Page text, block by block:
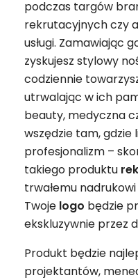
podczas targów
rekrutacyjnych czy
usługi. Zamawiając
zyskujesz stylowy
codziennie
utrwalając w ich
beauty, medyczna
wszędzie tam, gdzie
profesjonalizm –
takiego produktu
trwałemu
Twoje logo będzie
ekskluzywnie przez
Produkt będzie
projektantów,